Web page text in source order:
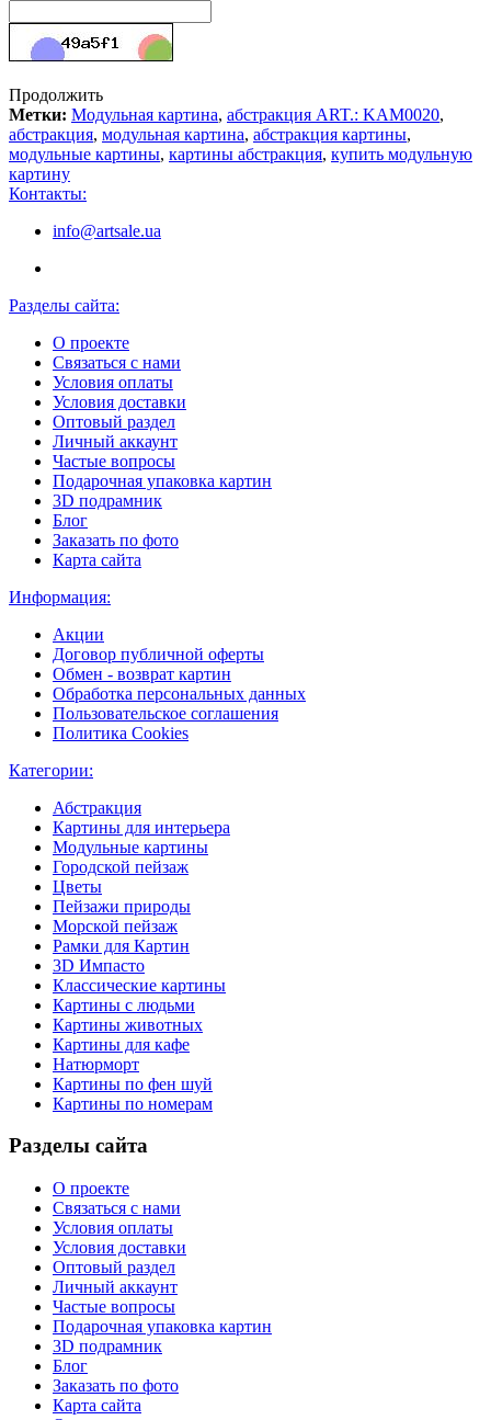
Продолжить
Метки: Модульная картина, абстракция ART.: KAM0020,
абстракция, модульная картина, абстракция картины,
модульные картины, картины абстракция, купить модульную
картину
Контакты:
info@artsale.ua
Разделы сайта:
О проекте
Связаться с нами
Условия оплаты
Условия доставки
Оптовый раздел
Личный аккаунт
Частые вопросы
Подарочная упаковка картин
3D подрамник
Блог
Заказать по фото
Карта сайта
Информация:
Акции
Договор публичной оферты
Обмен - возврат картин
Обработка персональных данных
Пользовательское соглашения
Политика Cookies
Категории:
Абстракция
Картины для интерьера
Модульные картины
Городской пейзаж
Цветы
Пейзажи природы
Морской пейзаж
Рамки для Картин
3D Импасто
Классические картины
Картины с людьми
Картины животных
Картины для кафе
Натюрморт
Картины по фен шуй
Картины по номерам
Разделы сайта
О проекте
Связаться с нами
Условия оплаты
Условия доставки
Оптовый раздел
Личный аккаунт
Частые вопросы
Подарочная упаковка картин
3D подрамник
Блог
Заказать по фото
Карта сайта